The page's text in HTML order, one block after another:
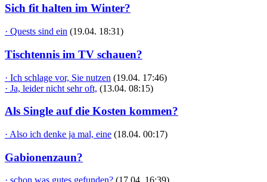
Sich fit halten im Winter?
· Quests sind ein (19.04. 18:31)
Tischtennis im TV schauen?
· Ich schlage vor, Sie nutzen (19.04. 17:46)
· Ja, leider nicht sehr oft, (13.04. 08:15)
Als Single auf die Kosten kommen?
· Also ich denke ja mal, eine (18.04. 00:17)
Gabionenzaun?